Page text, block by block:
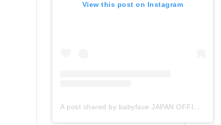
View this post on Instagram
A post shared by babyface JAPAN OFFICIAL (@babyface_japan)